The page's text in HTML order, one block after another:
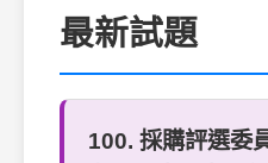
最新試題
100. 採購評選委